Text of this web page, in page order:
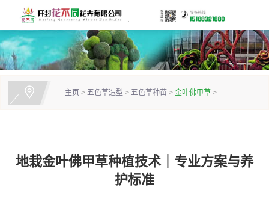
主页 > 五色草造型 > 五色草种苗 > 金叶佛甲草 >
地栽金叶佛甲草种植技术｜专业方案与养
护标准